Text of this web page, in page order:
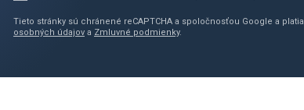
Tieto stránky sú chránené reCAPTCHA a spoločnosťou Google a platia
osobných údajov a Zmluvné podmienky.